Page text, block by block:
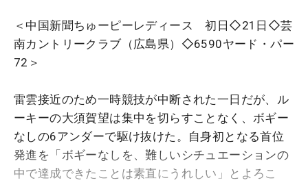
＜中国新聞ちゅーピーレディース 初日◇21日◇芸
南カントリークラブ（広島県）◇6590ヤード・パー
72＞
雷雲接近のため一時競技が中断された一日だが、ル
ーキーの大須賀望は集中を切らすことなく、ボギー
なしの6アンダーで駆け抜けた。自身初となる首位
発進を「ボギーなしを、難しいシチュエーションの
中で達成できたことは素直にうれしい」とよろこ